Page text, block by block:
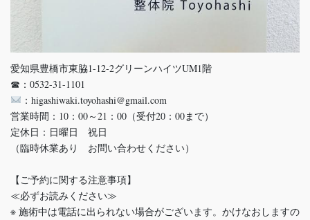
愛知県豊橋市東脇1-12-2グリーンハイツUM1階
☎：0532-31-1101
：higashiwaki.toyohashi@gmail.com
営業時間：10：00～21：00（受付20：00まで）
定休日：日曜日 祝日
（臨時休業あり お問い合わせください）
【ご予約に関する注意事項】
≪必ずお読みください≫
※ 施術中は電話に出られない場合がございます。かけなおしますの